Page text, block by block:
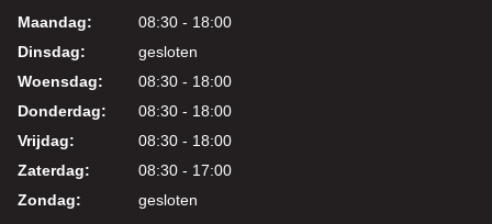
Maandag:
08:30 - 18:00
Dinsdag:
gesloten
Woensdag:
08:30 - 18:00
Donderdag:
08:30 - 18:00
Vrijdag:
08:30 - 18:00
Zaterdag:
08:30 - 17:00
Zondag:
gesloten